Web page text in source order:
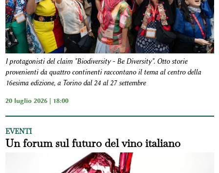
I protagonisti del claim "Biodiversity - Be Diversity". Otto storie
provenienti da quattro continenti raccontano il tema al centro della
16esima edizione, a Torino dal 24 al 27 settembre
20 luglio 2026 | 18:00
EVENTI
Un forum sul futuro del vino italiano